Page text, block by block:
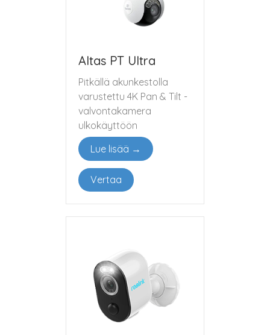
Altas PT Ultra
Pitkällä akunkestolla
varustettu 4K Pan & Tilt -
valvontakamera
ulkokäyttöön
Lue lisää →
Vertaa